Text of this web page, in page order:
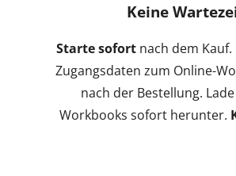
Keine
Starte sofort nach dem
Zugangsdaten zum Online-
nach der Bestellung.
Workbooks sofort herunter.